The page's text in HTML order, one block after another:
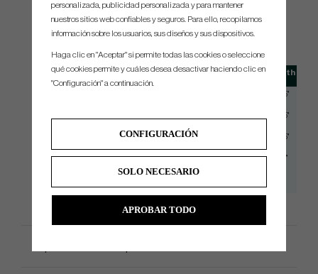
SPEC.
Club Loft Lie Length
43.25"
43.25"
16.5° 43.25"
5 18° 56.5° 42.5"
personalizada, publicidad personalizada y para mantener
nuestros sitios web confiables y seguros. Para ello, recopilamos
información sobre los usuarios, sus diseños y sus dispositivos.
Haga clic en "Aceptar" si permite todas las cookies o seleccione
qué cookies permite y cuáles desea desactivar haciendo clic en
"Configuración" a continuación.
CONFIGURACIÓN
SOLO NECESARIO
APROBAR TODO